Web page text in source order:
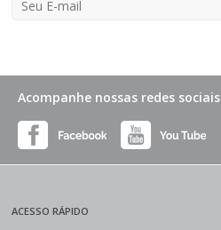
Acompanhe nossas redes sociais
ACESSO RÁPIDO